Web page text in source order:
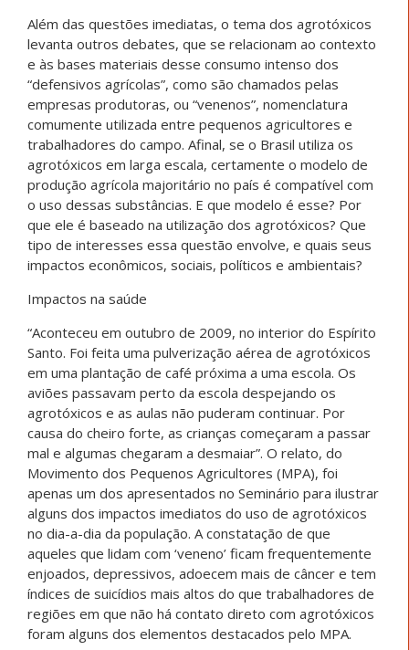
Além das questões imediatas, o tema dos agrotóxicos
levanta outros debates, que se relacionam ao contexto
e às bases materiais desse consumo intenso dos
“defensivos agrícolas”, como são chamados pelas
empresas produtoras, ou “venenos”, nomenclatura
comumente utilizada entre pequenos agricultores e
trabalhadores do campo. Afinal, se o Brasil utiliza os
agrotóxicos em larga escala, certamente o modelo de
produção agrícola majoritário no país é compatível com
o uso dessas substâncias. E que modelo é esse? Por
que ele é baseado na utilização dos agrotóxicos? Que
tipo de interesses essa questão envolve, e quais seus
impactos econômicos, sociais, políticos e ambientais?
Impactos na saúde
“Aconteceu em outubro de 2009, no interior do Espírito
Santo. Foi feita uma pulverização aérea de agrotóxicos
em uma plantação de café próxima a uma escola. Os
aviões passavam perto da escola despejando os
agrotóxicos e as aulas não puderam continuar. Por
causa do cheiro forte, as crianças começaram a passar
mal e algumas chegaram a desmaiar”. O relato, do
Movimento dos Pequenos Agricultores (MPA), foi
apenas um dos apresentados no Seminário para ilustrar
alguns dos impactos imediatos do uso de agrotóxicos
no dia-a-dia da população. A constatação de que
aqueles que lidam com ‘veneno’ ficam frequentemente
enjoados, depressivos, adoecem mais de câncer e tem
índices de suicídios mais altos do que trabalhadores de
regiões em que não há contato direto com agrotóxicos
foram alguns dos elementos destacados pelo MPA.